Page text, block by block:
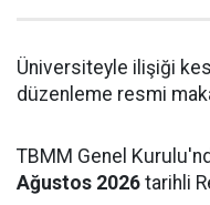
Üniversiteyle ilişiği
düzenleme resmi
TBMM Genel
Ağustos 2026 tarihli